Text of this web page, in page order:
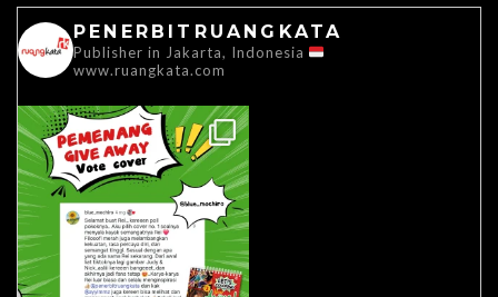
PENERBITRUANGKATA
Publisher in Jakarta, Indonesia
www.ruangkata.com